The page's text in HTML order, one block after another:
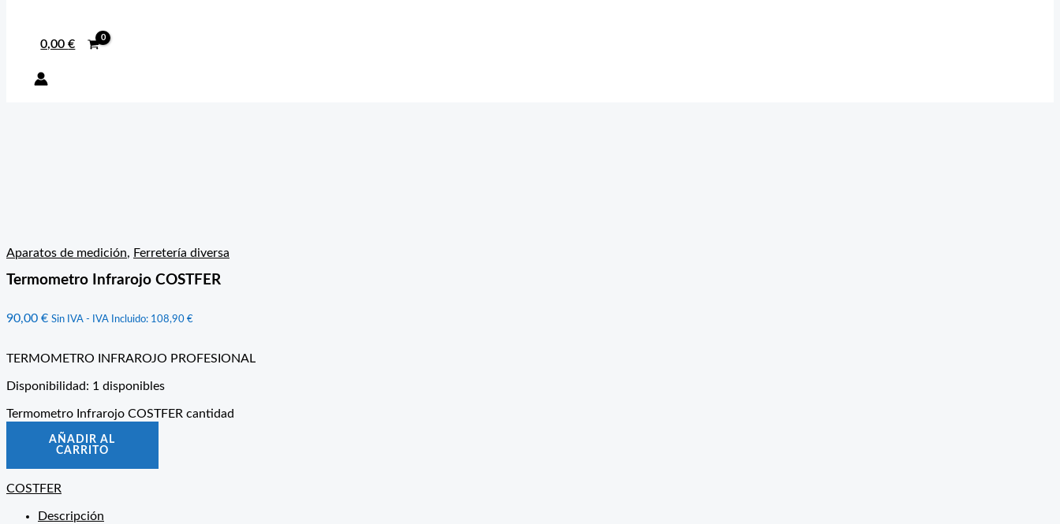
0,00€
Aparatos de medición, Ferretería diversa
Termometro Infrarojo COSTFER
90,00 € Sin IVA - IVA Incluido: 108,90 €
TERMOMETRO INFRAROJO PROFESIONAL
Disponibilidad: 1 disponibles
Termometro Infrarojo COSTFER cantidad
AÑADIR AL
CARRITO
COSTFER
Descripción